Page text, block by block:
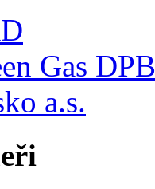
Gas DPB
a.s.